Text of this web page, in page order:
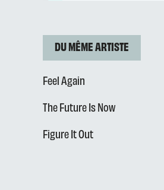
DU MÊME ARTISTE
Feel Again
The Future Is Now
Figure It Out